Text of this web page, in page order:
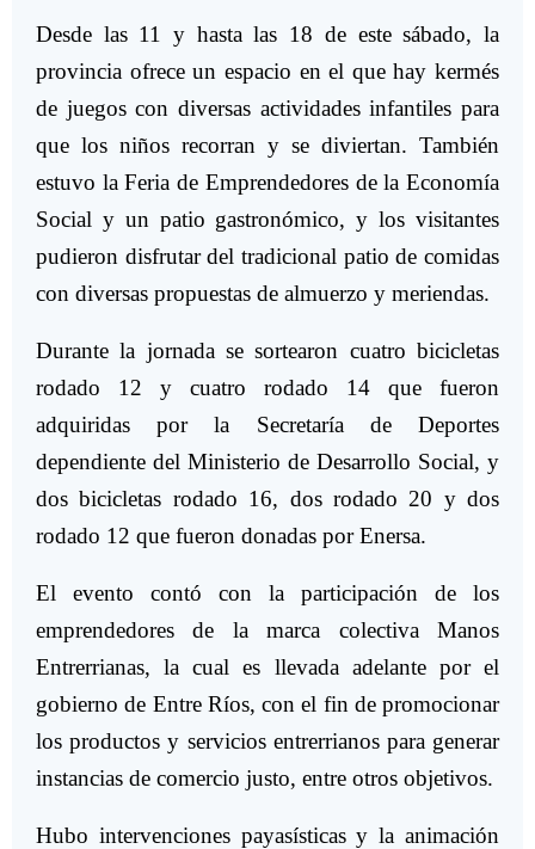
Desde las 11 y hasta las 18 de este sábado, la
provincia ofrece un espacio en el que hay kermés
de juegos con diversas actividades infantiles para
que los niños recorran y se diviertan. También
estuvo la Feria de Emprendedores de la Economía
Social y un patio gastronómico, y los visitantes
pudieron disfrutar del tradicional patio de comidas
con diversas propuestas de almuerzo y meriendas.
Durante la jornada se sortearon cuatro bicicletas
rodado 12 y cuatro rodado 14 que fueron
adquiridas por la Secretaría de Deportes
dependiente del Ministerio de Desarrollo Social, y
dos bicicletas rodado 16, dos rodado 20 y dos
rodado 12 que fueron donadas por Enersa.
El evento contó con la participación de los
emprendedores de la marca colectiva Manos
Entrerrianas, la cual es llevada adelante por el
gobierno de Entre Ríos, con el fin de promocionar
los productos y servicios entrerrianos para generar
instancias de comercio justo, entre otros objetivos.
Hubo intervenciones payasísticas y la animación